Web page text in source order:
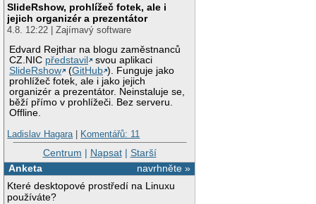
SlideRshow, prohlížeč fotek, ale i
jejich organizér a prezentátor
4.8. 12:22 | Zajímavý software
Edvard Rejthar na blogu zaměstnanců
CZ.NIC představil
svou aplikaci
SlideRshow
(GitHub ). Funguje jako
prohlížeč fotek, ale i jako jejich
organizér a prezentátor. Neinstaluje se,
běží přímo v prohlížeči. Bez serveru.
Offline.
Ladislav Hagara| Komentářů: 11
Centrum | Napsat| Starší
navrhněte »
Anketa
Které desktopové prostředí na Linuxu
používáte?